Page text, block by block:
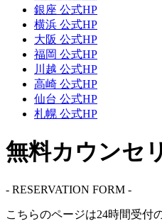
銀座 公式HP
横浜 公式HP
大阪 公式HP
福岡 公式HP
川越 公式HP
高崎 公式HP
仙台 公式HP
札幌 公式HP
無料カウンセ
- RESERVATION FORM -
こちらのページは24時間受付